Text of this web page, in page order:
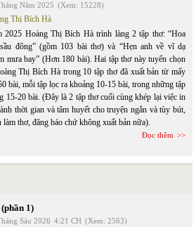
Năm 2025 (Xem: 15228)
Thị Bích Hà
2025 Hoàng Thị Bích Hà trình làng 2 tập thơ: “Hoa
đông” (gồm 103 bài thơ) và “Hẹn anh về vĩ dạ
mưa bay” (Hơn 180 bài). Hai tập thơ này tuyển chọn
Thị Bích Hà trong 10 tập thơ đã xuất bản từ mấy
bài, mỗi tập lọc ra khoảng 10-15 bài, trong những tập
15-20 bài. (Đây là 2 tập thơ cuối cùng khép lại việc in
thời gian và tâm huyết cho truyện ngắn và tùy bút,
thơ, đăng báo chứ không xuất bản nữa).
Đọc thêm
1)
Sáu 2026 4:21 CH (Xem: 2563)